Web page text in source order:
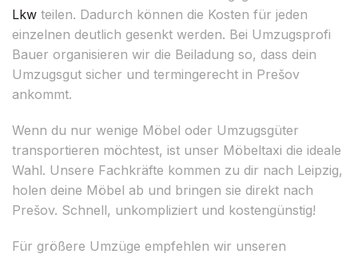
Lkw teilen. Dadurch können die Kosten für jeden
einzelnen deutlich gesenkt werden. Bei Umzugsprofi
Bauer organisieren wir die Beiladung so, dass dein
Umzugsgut sicher und termingerecht in Prešov
ankommt.
Wenn du nur wenige Möbel oder Umzugsgüter
transportieren möchtest, ist unser Möbeltaxi die ideale
Wahl. Unsere Fachkräfte kommen zu dir nach Leipzig,
holen deine Möbel ab und bringen sie direkt nach
Prešov. Schnell, unkompliziert und kostengünstig!
Für größere Umzüge empfehlen wir unseren